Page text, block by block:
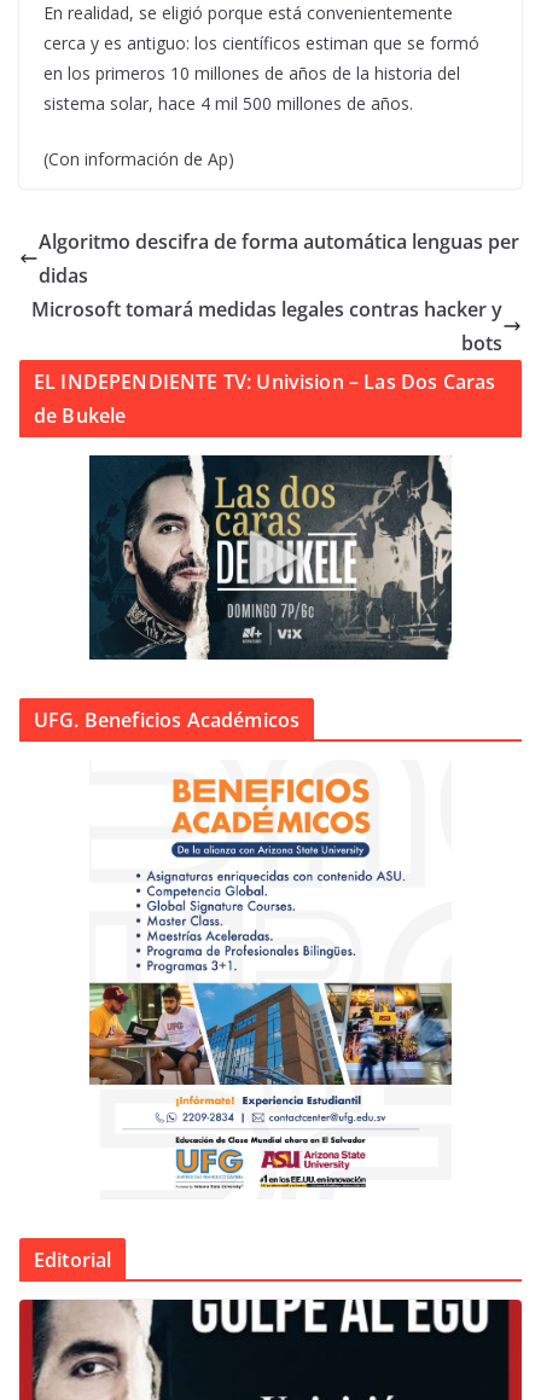
En realidad, se eligió porque está convenientemente
cerca y es antiguo: los científicos estiman que se formó
en los primeros 10 millones de años de la historia del
sistema solar, hace 4 mil 500 millones de años.
(Con información de Ap)
Algoritmo descifra de forma automática lenguas per
didas
Microsoft tomará medidas legales contras hacker y
bots
EL INDEPENDIENTE TV: Univision – Las Dos Caras
de Bukele
UFG. Beneficios Académicos
Editorial